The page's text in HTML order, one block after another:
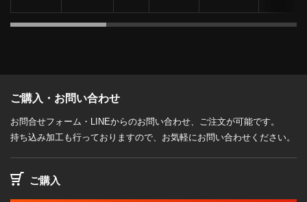
ご購入・お問い合わせ
お問合せフォーム・LINEからのお問い合わせ、ご注文が可能です。
持ち込み加工も行っておりますので、お気軽にお問い合わせください。
ご購入